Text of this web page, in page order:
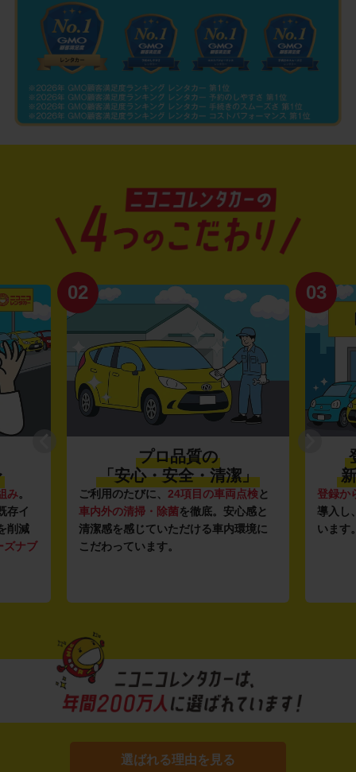
み。
存イ
削減
ズナブ
02
プロ品質の
「安心・安全・清潔」
ご利用のたびに、 24項目の車両点検と
車内外の清掃・除菌を徹底。安心感と
清潔感を感じていただける車内環境に
こだわっています。
03
登録か
導入し
います
選ばれる理由を見る